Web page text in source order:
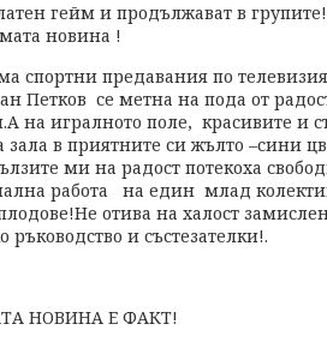
гейм и продължават в
новина !
спортни предавания по
Петков се метна на пода от
на игралното поле, красивите и
зала в приятните си жълто –сини
ми на радост потекоха
работа на един млад
отива на халост
ръководство и състезателки!.
Е ФАКТ!